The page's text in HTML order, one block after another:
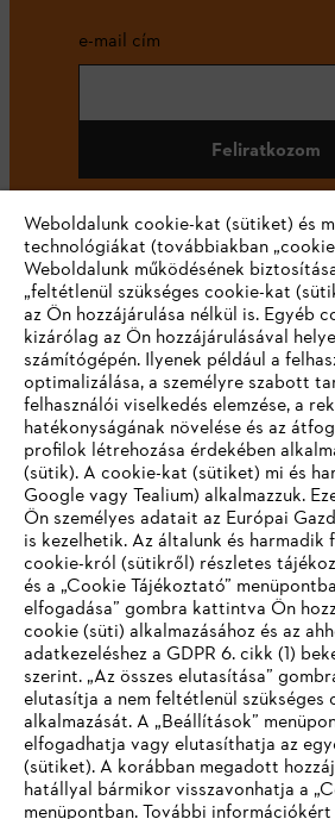
e-mail cím
Feliratkozom
Vállalat
STIHL GYIK
Szerviz
Adatvédelem Impresszum
IHR BROWSER WIRD
UNTERSTÜTZT
Sie nutzen einen Browser, den wir noch
eine optimale Nutzung unserer Seite
einem der folgenden Browser zu
Weboldalunk cookie-kat (sütiket) és
technológiákat (továbbiakban
Weboldalunk működésének
„feltétlenül szükséges cookie-kat
az Ön hozzájárulása nélkül is. Egyéb
kizárólag az Ön hozzájárulásával
számítógépén. Ilyenek például a
optimalizálása, a személyre szabott
felhasználói viselkedés elemzése, a
hatékonyságának növelése és az
profilok létrehozása érdekében
(sütik). A cookie-kat (sütiket) mi és
Google vagy Tealium) alkalmazzuk.
Ön személyes adatait az Európai
is kezelhetik. Az általunk és harmadik
cookie-król (sütikről) részletes
és a „Cookie Tájékoztató”
elfogadása” gombra kattintva Ön
cookie (süti) alkalmazásához és az
adatkezeléshez a GDPR 6. cikk (1)
szerint. „Az összes elutasítása”
elutasítja a nem feltétlenül szükséges
alkalmazását. A „Beállítások”
elfogadhatja vagy elutasíthatja az
(sütiket). A korábban megadott
hatállyal bármikor visszavonhatja a
menüpontban. További